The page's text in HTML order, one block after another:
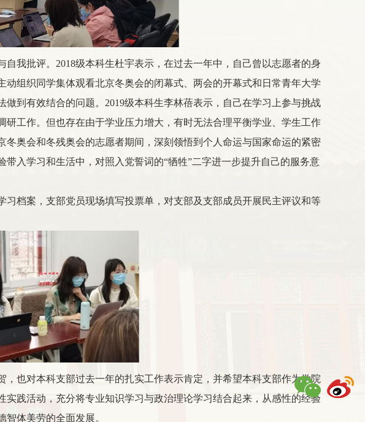
我批评。2018级本科生杜宇表示，在过去一年中，自己曾以志愿者的身
组织同学集体观看北京冬奥会的闭幕式、两会的开幕式和日常青年大学
到有效结合的问题。2019级本科生李林蓓表示，自己在学习上参与挑战
工作。但也存在由于学业压力增大，有时无法合理平衡学业、学生工作
奥会和冬残奥会的志愿者期间，深刻领悟到个人命运与国家命运的紧密
入学习和生活中，对照入党誓词的“牺牲”二字进一步提升自己的服务意
档案，支部党员现场填写投票单，对支部及支部成员开展民主评议和等
也对本科支部过去一年的扎实工作表示肯定，并希望本科支部作为学院
践活动，充分将专业知识学习与政治理论学习结合起来，从感性的经验
智体美劳的全面发展。